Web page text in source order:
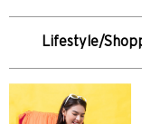
Lifestyle/